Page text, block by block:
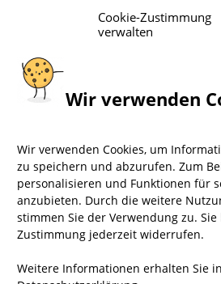
Cookie-Zustimmung
verwalten
Wir verwenden
Wir verwenden Cookies, um
zu speichern und abzurufen. Zum
personalisieren und Funktionen für
anzubieten. Durch die weitere
stimmen Sie der Verwendung zu.
Zustimmung jederzeit widerrufen.
Weitere Informationen erhalten Sie
Aktion Fair Play – kurz: AFP – ist
Bürgerbewegung von Tierfreunden,
Infostände zu vielen
Das sind wir, Team Berlin